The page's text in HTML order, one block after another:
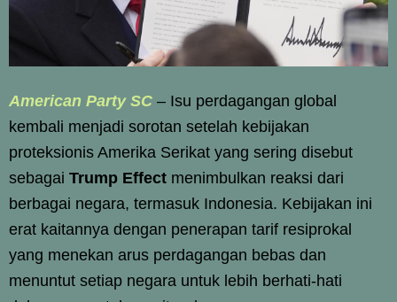
American Party SC – Isu perdagangan global
kembali menjadi sorotan setelah kebijakan
proteksionis Amerika Serikat yang sering disebut
sebagai Trump Effect menimbulkan reaksi dari
berbagai negara, termasuk Indonesia. Kebijakan ini
erat kaitannya dengan penerapan tarif resiprokal
yang menekan arus perdagangan bebas dan
menuntut setiap negara untuk lebih berhati-hati